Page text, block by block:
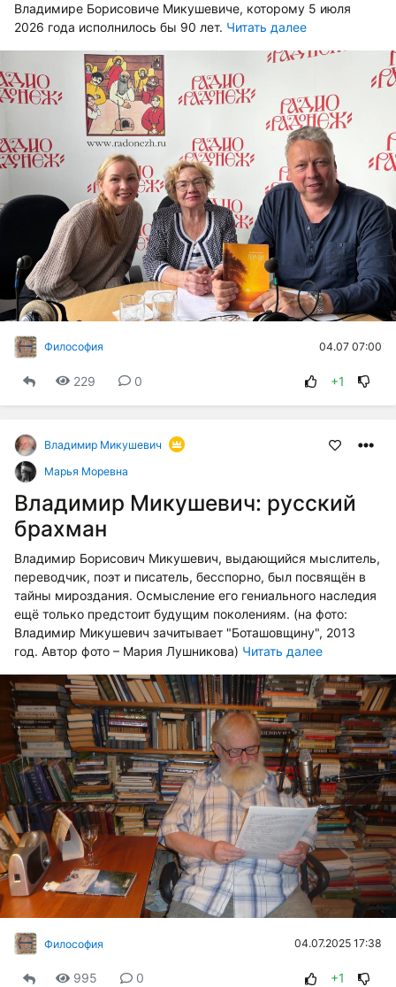
Владимире Борисовиче Микушевиче, которому 5 июля
2026 года исполнилось бы 90 лет. Читать далее
Философия 04.07 07:00
229 0 +1
Владимир Микушевич
Марья Моревна
Владимир Микушевич: русский
брахман
Владимир Борисович Микушевич, выдающийся мыслитель,
переводчик, поэт и писатель, бесспорно, был посвящён в
тайны мироздания. Осмысление его гениального наследия
ещё только предстоит будущим поколениям. (на фото:
Владимир Микушевич зачитывает "Боташовщину", 2013
год. Автор фото – Мария Лушникова) Читать далее
Философия 04.07.2025 17:38
995 0 +1